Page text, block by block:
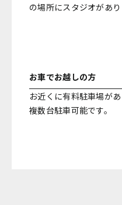
の場所にスタジオがあり
お車でお越しの方
お近くに有料駐車場があ
複数台駐車可能です。